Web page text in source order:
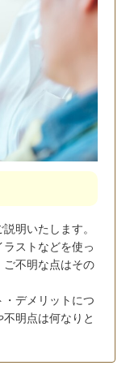
明いたします。
ストなどを使っ
ご不明な点はその
デメリットにつ
明点は何なりと